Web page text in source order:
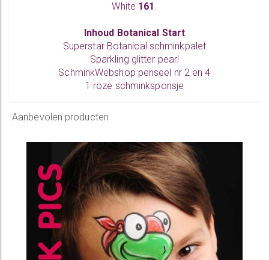
White 161.
Inhoud Botanical Start
Superstar Botanical schminkpalet
Sparkling glitter pearl
SchminkWebshop penseel nr 2 en 4
1 roze schminksponsje
Aanbevolen producten